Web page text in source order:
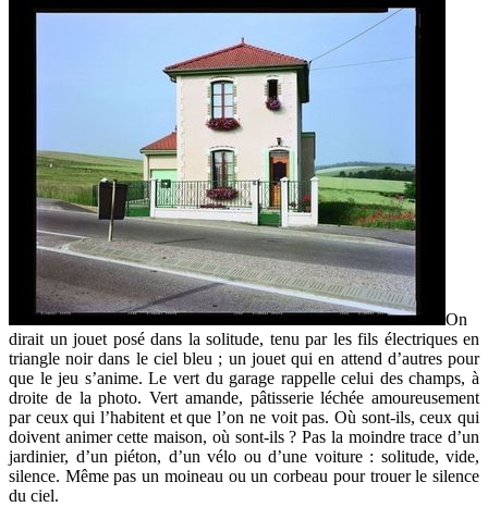
On
dirait un jouet posé dans la solitude, tenu par les fils électriques en
triangle noir dans le ciel bleu ; un jouet qui en attend d’autres pour
que le jeu s’anime. Le vert du garage rappelle celui des champs, à
droite de la photo. Vert amande, pâtisserie léchée amoureusement
par ceux qui l’habitent et que l’on ne voit pas. Où sont-ils, ceux qui
doivent animer cette maison, où sont-ils ? Pas la moindre trace d’un
jardinier, d’un piéton, d’un vélo ou d’une voiture : solitude, vide,
silence. Même pas un moineau ou un corbeau pour trouer le silence
du ciel.